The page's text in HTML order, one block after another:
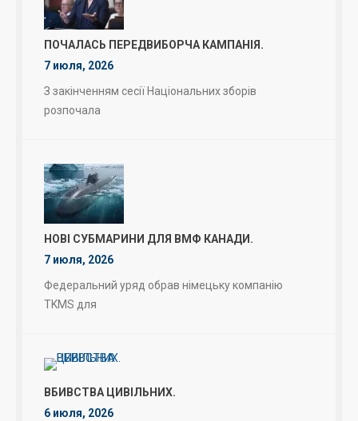
ПОЧАЛАСЬ ПЕРЕДВИБОРЧА КАМПАНІЯ.
7 июля, 2026
З закінченням сесії Національних зборів
розпочала
НОВІ СУБМАРИНИ ДЛЯ ВМФ КАНАДИ.
7 июля, 2026
Федеральний уряд обрав німецьку компанію
TKMS для
ВБИВСТВА ЦИВІЛЬНИХ.
6 июля, 2026